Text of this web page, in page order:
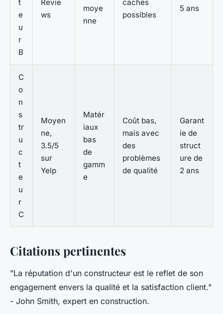
t
e
u
r
B
Revie
ws
moye
nne
cachés
possibles
5 ans
C
o
n
s
tr
u
c
t
e
u
r
C
Moyen
ne,
3.5/5
sur
Yelp
Matér
iaux
bas
de
gamm
e
Coût bas,
mais avec
des
problèmes
de qualité
Garant
ie de
struct
ure de
2 ans
Citations pertinentes
"La réputation d'un constructeur est le reflet de son
engagement envers la qualité et la satisfaction client."
- John Smith, expert en construction.